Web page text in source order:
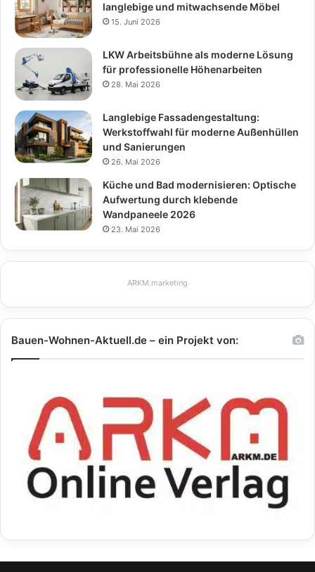
langlebige und mitwachsende Möbel
15. Juni 2026
LKW Arbeitsbühne als moderne Lösung
für professionelle Höhenarbeiten
28. Mai 2026
Langlebige Fassadengestaltung:
Werkstoffwahl für moderne Außenhüllen
und Sanierungen
26. Mai 2026
Küche und Bad modernisieren: Optische
Aufwertung durch klebende
Wandpaneele 2026
23. Mai 2026
ARKM.marketing
Bauen-Wohnen-Aktuell.de – ein Projekt von: